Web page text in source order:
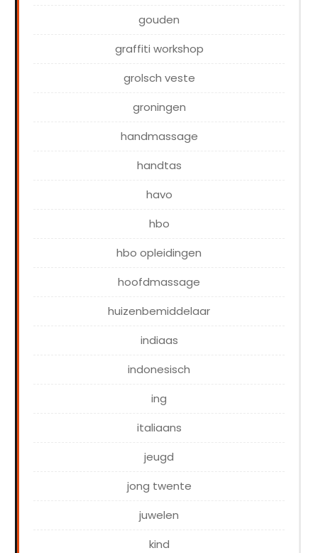
gouden
graffiti workshop
grolsch veste
groningen
handmassage
handtas
havo
hbo
hbo opleidingen
hoofdmassage
huizenbemiddelaar
indiaas
indonesisch
ing
italiaans
jeugd
jong twente
juwelen
kind